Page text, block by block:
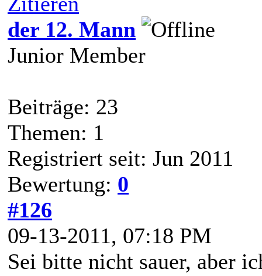
der 12. Mann
Junior Member
Beiträge: 23
Themen: 1
Registriert seit: Jun 2011
Bewertung: 0
#126
09-13-2011, 07:18 PM
Sei bitte nicht sauer, aber